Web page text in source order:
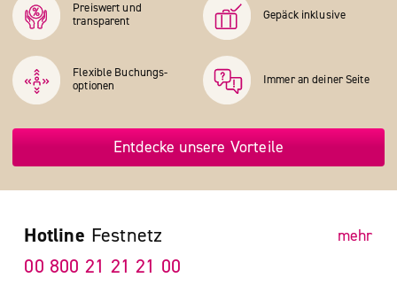
Preiswert und
transparent
Gepäck inklusive
Flexible Buchungs­
optionen
Immer an deiner Seite
Entdecke unsere Vorteile
Hotline Festnetz mehr
00 800 21 21 21 00